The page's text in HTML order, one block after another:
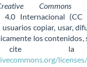
Commons
4.0 Internacional (CC
copiar, usar,
los contenidos,
la